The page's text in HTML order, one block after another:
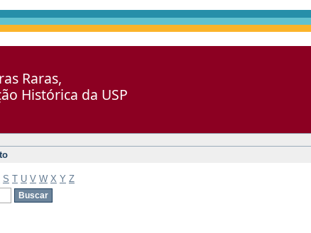
Raras,
Histórica da USP
S T U V W X Y Z